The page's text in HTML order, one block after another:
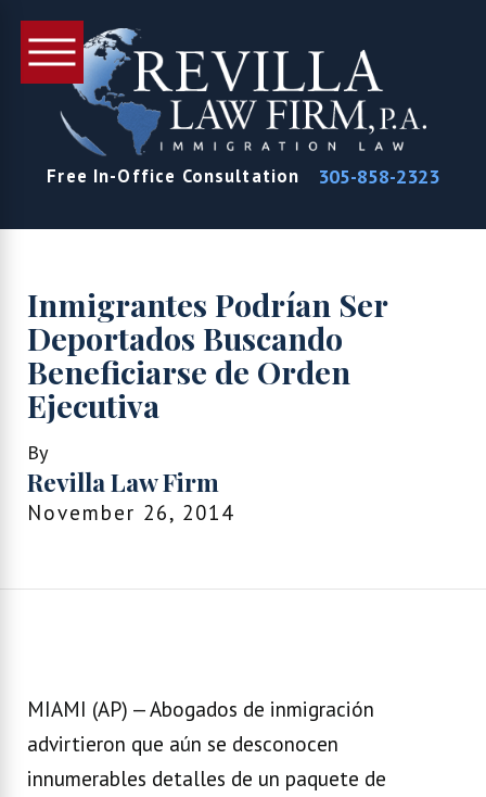
Free In-Office Consultation 305-858-2323
Inmigrantes Podrían Ser
Deportados Buscando
Beneficiarse de Orden
Ejecutiva
By
Revilla Law Firm
November 26, 2014
MIAMI (AP) — Abogados de inmigración
advirtieron que aún se desconocen
innumerables detalles de un paquete de